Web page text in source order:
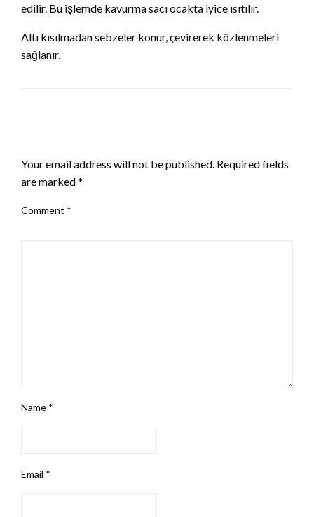
edilir. Bu işlemde kavurma sacı ocakta iyice ısıtılır.
Altı kısılmadan sebzeler konur, çevirerek közlenmeleri
sağlanır.
Your email address will not be published. Required fields
are marked*
Comment *
Name *
Email *